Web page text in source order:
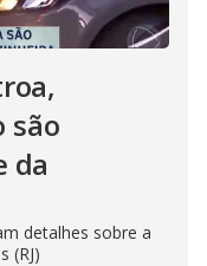
são
da
detalhes sobre a
(RJ)